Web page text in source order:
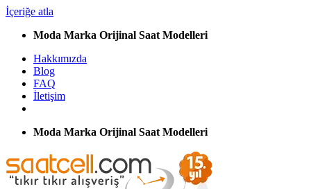
İçeriğe atla
Moda Marka Orijinal Saat Modelleri
Hakkımızda
Blog
FAQ
İletişim
Moda Marka Orijinal Saat Modelleri